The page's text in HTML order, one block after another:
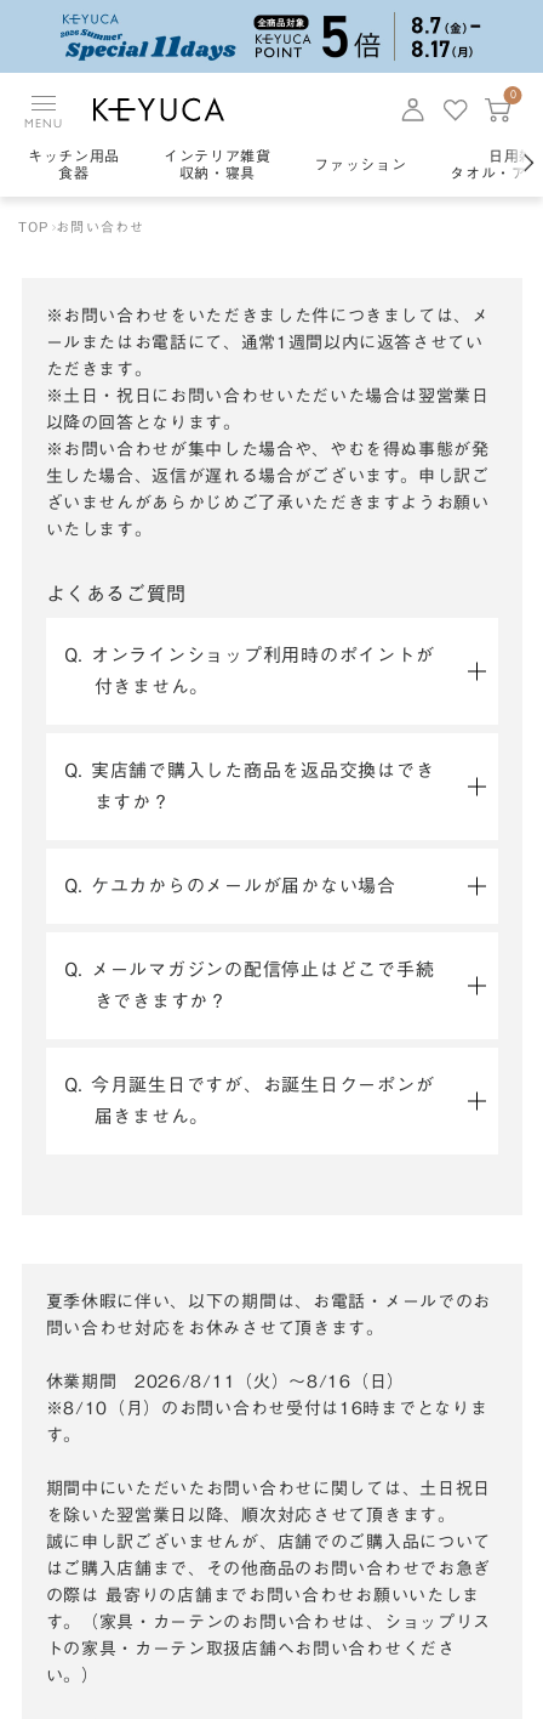
MENU
0
キッチン用品
食器
インテリア雑貨
収納・寝具
ファッション
日用雑
タオル・ア
TOP お問い合わせ
※お問い合わせをいただきました件につきましては、メ
ールまたはお電話にて、通常1週間以内に返答させてい
ただきます。
※土日・祝日にお問い合わせいただいた場合は翌営業日
以降の回答となります。
※お問い合わせが集中した場合や、やむを得ぬ事態が発
生した場合、返信が遅れる場合がございます。申し訳ご
ざいませんがあらかじめご了承いただきますようお願い
いたします。
よくあるご質問
Q. オンラインショップ利用時のポイントが
付きません。
Q. 実店舗で購入した商品を返品交換はでき
ますか？
Q. ケユカからのメールが届かない場合
Q. メールマガジンの配信停止はどこで手続
きできますか？
Q. 今月誕生日ですが、お誕生日クーポンが
届きません。
夏季休暇に伴い、以下の期間は、お電話・メールでのお
問い合わせ対応をお休みさせて頂きます。
休業期間 2026/8/11（火）～8/16（日）
※8/10（月）のお問い合わせ受付は16時までとなりま
す。
期間中にいただいたお問い合わせに関しては、土日祝日
を除いた翌営業日以降、順次対応させて頂きます。
誠に申し訳ございませんが、店舗でのご購入品について
はご購入店舗まで、その他商品のお問い合わせでお急ぎ
の際は 最寄りの店舗までお問い合わせお願いいたしま
す。（家具・カーテンのお問い合わせは、ショップリス
トの家具・カーテン取扱店舗へお問い合わせくださ
い。）